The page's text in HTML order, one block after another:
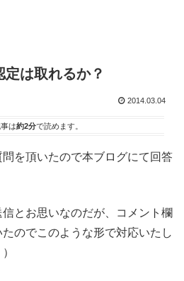
は取れるか？
2014.03.04
は約2分で読めます。
を頂いたので本ブログにて回答
信とお思いなのだが、コメント欄
のでこのような形で対応いたし